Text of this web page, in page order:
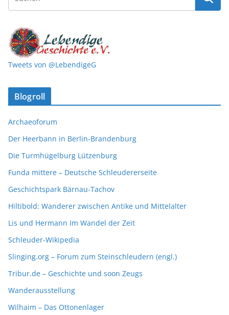
Tweets von @LebendigeG
Blogroll
Archaeoforum
Der Heerbann in Berlin-Brandenburg
Die Turmhügelburg Lützenburg
Funda mittere – Deutsche Schleudererseite
Geschichtspark Bärnau-Tachov
Hiltibold: Wanderer zwischen Antike und Mittelalter
Lis und Hermann Im Wandel der Zeit
Schleuder-Wikipedia
Slinging.org – Forum zum Steinschleudern (engl.)
Tribur.de – Geschichte und soon Zeugs
Wanderausstellung
Wilhaim – Das Ottonenlager